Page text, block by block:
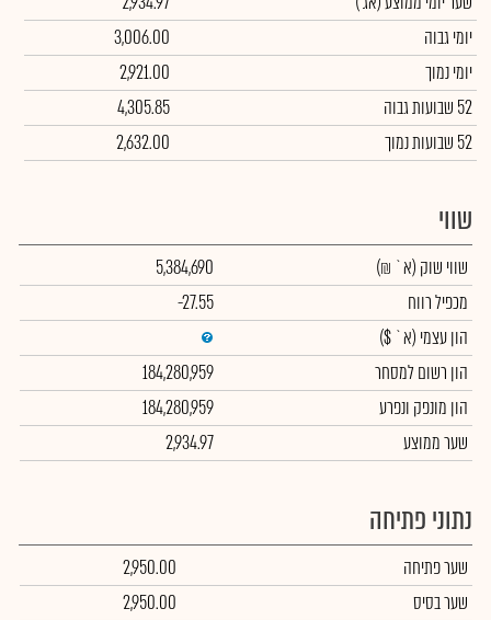
יומי גבוה
3,006.00
יומי נמוך
2,921.00
52 שבועות גבוה
4,305.85
52 שבועות נמוך
2,632.00
שווי
שווי שוק (א` ₪)
5,384,690
מכפיל רווח
-27.55
הון עצמי (א` $)
הון רשום למסחר
184,280,959
הון מונפק ונפרע
184,280,959
שער ממוצע
2,934.97
נתוני פתיחה
שער פתיחה
2,950.00
שער בסיס
2,950.00